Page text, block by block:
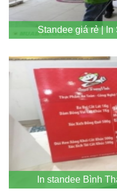
Standee giá rẻ |
In standee Bình